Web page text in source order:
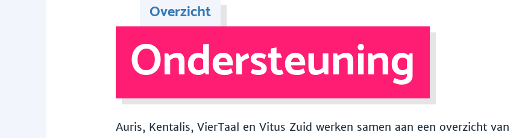
Overzicht
Ondersteuning
Auris, Kentalis, VierTaal en Vitus Zuid werken samen aan een overzicht van